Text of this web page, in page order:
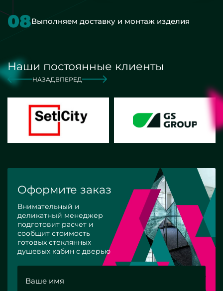
08Выполняем доставку и монтаж изделия
Наши постоянные клиенты
НАЗАД ВПЕРЕД
Оформите заказ
Внимательный и
деликатный менеджер
подготовит расчет и
сообщит стоимость
готовых стеклянных
душевых кабин с дверью